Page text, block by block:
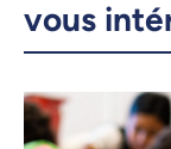
vous